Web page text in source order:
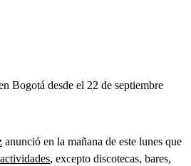
Bogotá desde el 22 de septiembre
anunció en la mañana de este lunes que
, excepto discotecas, bares,